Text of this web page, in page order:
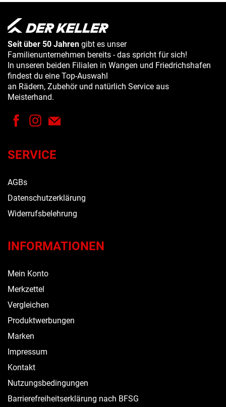
Seit über 50 Jahren gibt es unser
Familienunternehmen bereits - das spricht für sich!
In unseren beiden Filialen in Wangen und Friedrichshafen
findest du eine Top-Auswahl
an Rädern, Zubehör und natürlich Service aus
Meisterhand.
SERVICE
AGBs
Datenschutzerklärung
Widerrufsbelehrung
INFORMATIONEN
Mein Konto
Merkzettel
Vergleichen
Produktwerbungen
Marken
Impressum
Kontakt
Nutzungsbedingungen
Barrierefreiheitserklärung nach BFSG